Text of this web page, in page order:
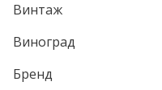
Винтаж
Виноград
Бренд